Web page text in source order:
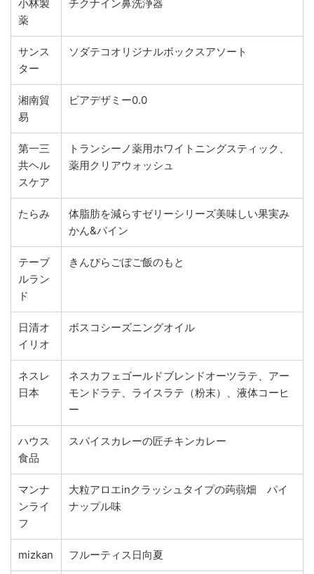
小林製
薬
チクナイン鼻洗浄器
サンス
ター
ソダテコオリジナルボックスアソート
湘南貿
易
ビアデザミー0.0
第一三
共ヘル
スケア
トランシーノ薬用ホワイトニングスティック、
薬用クリアウォッシュ
たらみ
体脂肪を減らすゼリーシリーズ美味しい果実み
かん&パイン
テーブ
ルラン
ド
きんぴらごぼご飯のもと
日清オ
イリオ
ボスコシーズニングオイル
ネスレ
日本
ネスカフェゴールドブレンドオーツラテ、アー
モンドラテ、ライスラテ（粉末）、液体コーヒ
ー
ハウス
食品
スパイスカレーの匠チキンカレー
マンナ
ンライ
フ
大粒アロエinクラッシュタイプの蒟蒻畑 パイ
ナップル味
mizkan フルーティス日向夏